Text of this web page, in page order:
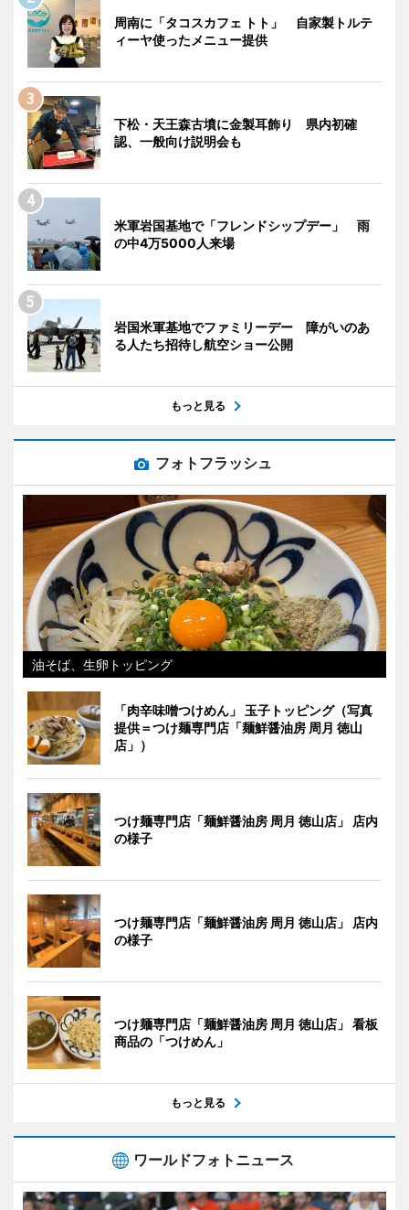
周南に「タコスカフェ トト」 自家製トルテ
ィーヤ使ったメニュー提供
下松・天王森古墳に金製耳飾り 県内初確
認、一般向け説明会も
米軍岩国基地で「フレンドシップデー」 雨
の中4万5000人来場
岩国米軍基地でファミリーデー 障がいのあ
る人たち招待し航空ショー公開
もっと見る
フォトフラッシュ
油そば、生卵トッピング
「肉辛味噌つけめん」 玉子トッピング（写真
提供＝つけ麺専門店「麺鮮醤油房 周月 徳山
店」）
つけ麺専門店「麺鮮醤油房 周月 徳山店」 店内
の様子
つけ麺専門店「麺鮮醤油房 周月 徳山店」 店内
の様子
つけ麺専門店「麺鮮醤油房 周月 徳山店」 看板
商品の「つけめん」
もっと見る
ワールドフォトニュース